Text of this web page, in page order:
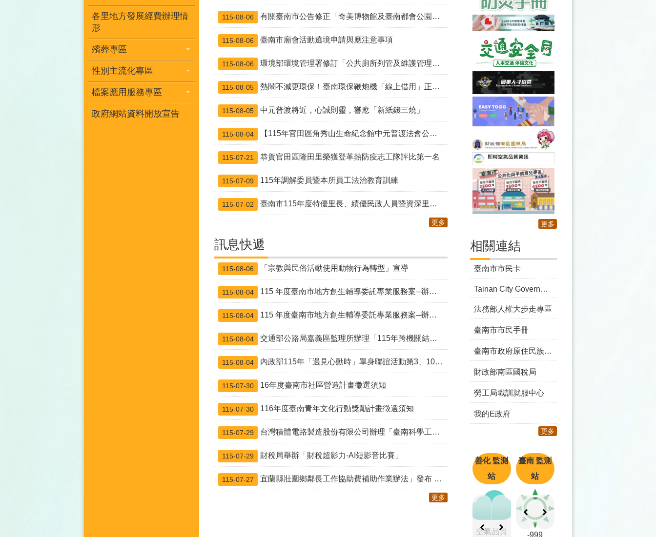
各里地方發展經費辦理情
形
殯葬專區
性別主流化專區
檔案應用服務專區
政府網站資料開放宣告
115-08-06 有關臺南市公告修正「奇美博物館及臺南都會公園、安平商港與部分聯外道路及外港水域、國立成功大學部分校區及其醫學院附設醫院區域空氣品質維護區及實施移動污染源管制措施」
115-08-06 臺南市廟會活動遶境申請與應注意事項
115-08-06 環境部環境管理署修訂「公共廁所列管及維護管理指引」（115年7月修訂版）
115-08-05 熱鬧不減更環保！臺南環保鞭炮機「線上借用」正式上線嘍
115-08-05 中元普渡將近，心誠則靈，響應「新紙錢三燒」
115-08-04 【115年官田區角秀山生命紀念館中元普渡法會公告】
115-07-21 恭賀官田區隆田里榮獲登革熱防疫志工隊評比第一名
115-07-09 115年調解委員暨本所員工法治教育訓練
115-07-02 臺南市115年度特優里長、績優民政人員暨資深里鄰長表揚大會
更多
訊息快遞
115-08-06 「宗教與民俗活動使用動物行為轉型」宣導
115-08-04 115 年度臺南市地方創生輔導委託專業服務案─辦理共識會或座談會-「把遊程變成一門永續生意-從商業模式到體驗設計」
115-08-04 115 年度臺南市地方創生輔導委託專業服務案─辦理共識會或座談會-「地方好物升級術！用產銷履歷標章創造產品價值」
115-08-04 交通部公路局嘉義區監理所辦理「115年跨機關結合路老師高齡者交通安全宣導團研習活動計畫」
115-08-04 內政部115年「遇見心動時」單身聯誼活動第3、10-14梯次
115-07-30 16年度臺南市社區營造計畫徵選須知
115-07-30 116年度臺南青年文化行動獎勵計畫徵選須知
115-07-29 台灣積體電路製造股份有限公司辦理「臺南科學工業園區特定區（開發區塊A）新建半導體廠擴建計畫」環境影響說明書開發行為規劃內容資訊公開資料
115-07-29 財稅局舉辦「財稅超影力-AI短影音比賽」
115-07-27 宜蘭縣壯圍鄉鄰長工作協助費補助作業辦法」發布 令、公告、總說明及逐條說明、條文
更多
更多
相關連結
臺南市市民卡
Tainan City Government
法務部人權大步走專區
臺南市市民手冊
臺南市政府原住民族事務委員會
財政部南區國稅局
勞工局職訓就服中心
我的E政府
更多
善化監測
站
空氣品質
臺南 監測
站
-999